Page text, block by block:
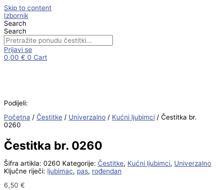
Skip to content
Izbornik
Search
Search
Prijavi se
0,00 € 0 Cart
Podijeli:
Početna / Čestitke / Univerzalno / Kućni ljubimci / Čestitka br.
0260
Čestitka br. 0260
Šifra artikla: 0260 Kategorije: Čestitke, Kućni ljubimci, Univerzalno
Ključne riječi: ljubimac, pas, rođendan
6,50 €